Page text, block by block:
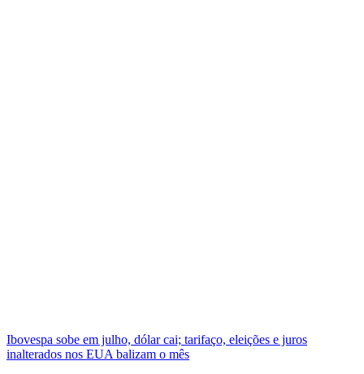
Ibovespa sobe em julho, dólar cai; tarifaço, eleições e juros
inalterados nos EUA balizam o mês